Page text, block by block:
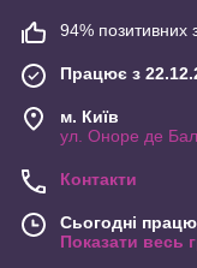
94% позитивних з
Працює з
м. Київ
ул. Оноре де
Контакти
Сьогодні
Показати весь